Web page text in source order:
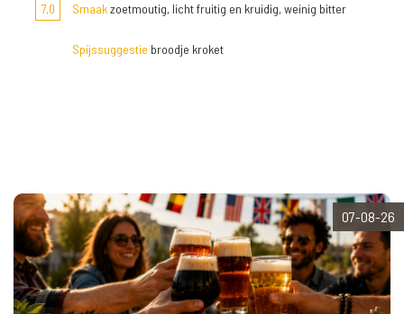
7,0 Smaakzoetmoutig, licht fruitig en kruidig, weinig bitter
Spijssuggestie broodje kroket
07-08-26